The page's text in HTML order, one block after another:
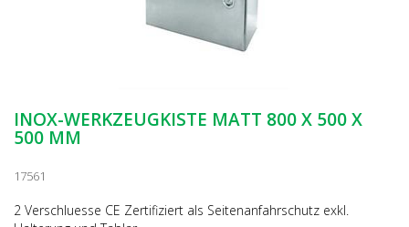
INOX-WERKZEUGKISTE MATT 800 X 500 X
500 MM
17561
2 Verschluesse CE Zertifiziert als Seitenanfahrschutz exkl.